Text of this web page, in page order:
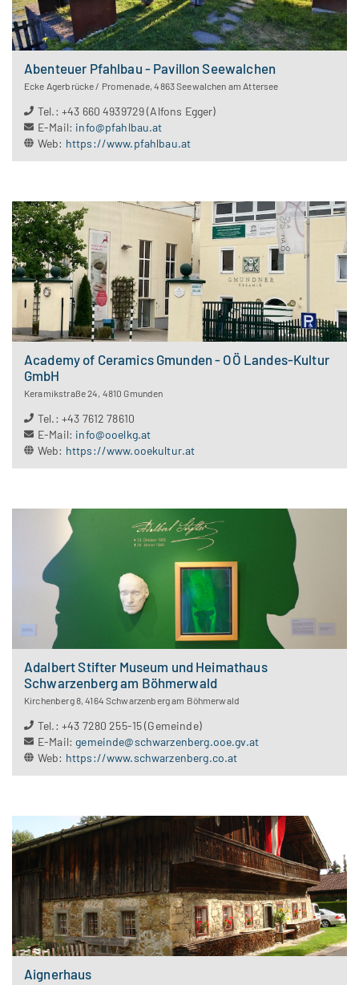
Abenteuer Pfahlbau - Pavillon Seewalchen
Ecke Agerbrücke / Promenade,4863Seewalchen am Attersee
Tel.: +43 660 4939729 (Alfons Egger)
E-Mail: info@pfahlbau.at
Web: https://www.pfahlbau.at
Academy of Ceramics Gmunden - OÖ Landes-Kultur
GmbH
Keramikstraße 24, 4810 Gmunden
Tel.: +43 7612 78610
E-Mail: info@ooelkg.at
Web: https://www.ooekultur.at
Adalbert Stifter Museum und Heimathaus
Schwarzenberg am Böhmerwald
Kirchenberg 8,4164 Schwarzenberg am Böhmerwald
Tel.: +43 7280 255-15 (Gemeinde)
E-Mail:gemeinde@schwarzenberg.ooe.gv.at
Web: https://www.schwarzenberg.co.at
Aignerhaus